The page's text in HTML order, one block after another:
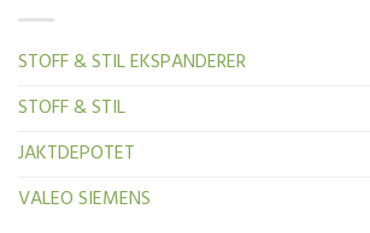
STOFF & STIL EKSPANDERER
STOFF & STIL
JAKTDEPOTET
VALEO SIEMENS